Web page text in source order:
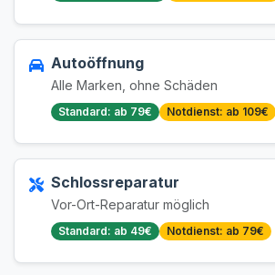
Autoöffnung
Alle Marken, ohne Schäden
Standard: ab 79€ Notdienst: ab 109€
Schlossreparatur
Vor-Ort-Reparatur möglich
Standard: ab 49€ Notdienst: ab 79€